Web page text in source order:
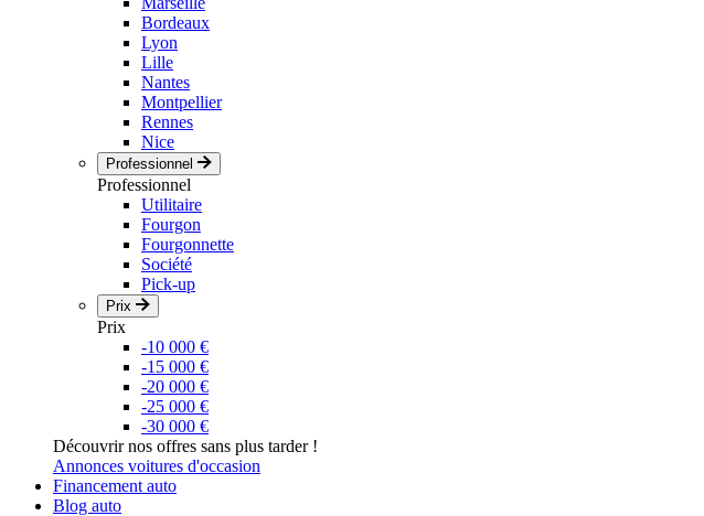
Bordeaux
Lyon
Lille
Nantes
Montpellier
Rennes
Nice
Professionnel
Professionnel
Utilitaire
Fourgon
Fourgonnette
Société
Pick-up
Prix
Prix
-10 000 €
-15 000 €
-20 000 €
-25 000 €
-30 000 €
Découvrir nos offres sans plus tarder !
Annonces voitures d'occasion
Financement auto
Blog auto